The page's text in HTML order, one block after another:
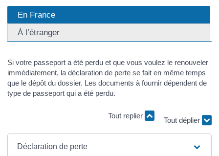
En France
À l’étranger
Si votre passeport a été perdu et que vous voulez le renouveler
immédiatement, la déclaration de perte se fait en même temps
que le dépôt du dossier. Les documents à fournir dépendent de
type de passeport qui a été perdu.
Tout replier
Tout déplier
Déclaration de perte